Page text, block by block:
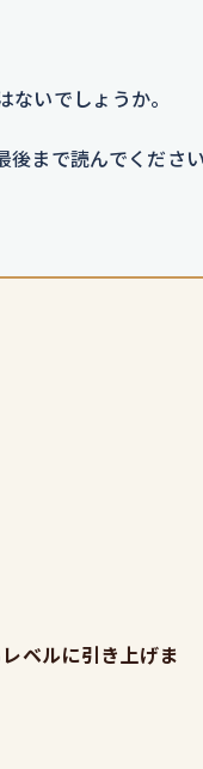
いでしょうか。
後まで読んでください
ベルに引き上げま